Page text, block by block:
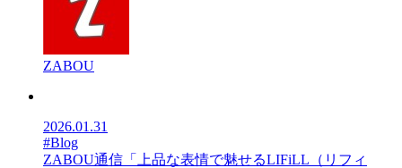
ZABOU
2026.01.31
#Blog
ZABOU通信「上品な表情で魅せるLIFiLL（リフィ